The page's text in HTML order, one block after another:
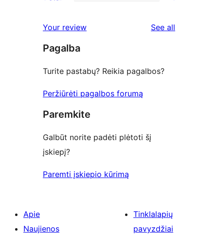
reviews
star
review
Your review See all
Pagalba
Turite pastabų? Reikia pagalbos?
Peržiūrėti pagalbos forumą
Paremkite
Galbūt norite padėti plėtoti šį
įskiepį?
Paremti įskiepio kūrimą
Apie
Naujienos
Tinklalapių
pavyzdžiai